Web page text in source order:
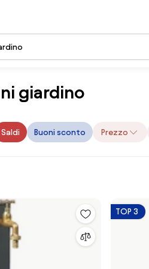
contenuto
giardino
Saldi Buoni sconto Prezzo
TOP 3